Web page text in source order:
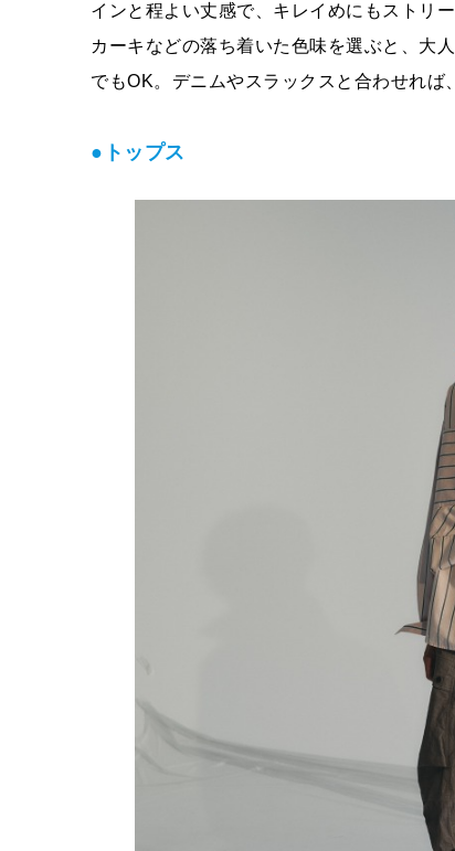
インと程よい丈感で、キレイめにもストリ
カーキなどの落ち着いた色味を選ぶと、大
でもOK。デニムやスラックスと合わせれば
●トップス